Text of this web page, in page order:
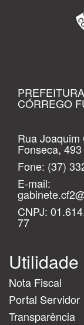
CÓRREGO
Rua Joaquim
Fonseca,
Fone: (37)
E-mail:
CNPJ:
77
Nota Fiscal
Portal Servidor
Transparência